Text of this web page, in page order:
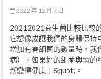
2022 年 12 月 7 日
20212021益生菌比較比較
它想像成讓我們的身體保持
增加有害細菌的數量時，我
病）。如果好的細菌與壞的
新變得健康！&quot;。